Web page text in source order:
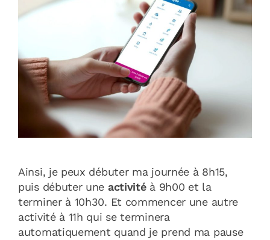
Ainsi, je peux débuter ma journée à 8h15,
puis débuter une activitéà 9h00 et la
terminer à 10h30. Et commencer une autre
activité à 11h qui se terminera
automatiquement quand je prend ma pause